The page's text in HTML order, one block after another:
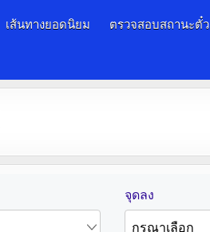
เส้นทางยอดนิยม ตรวจสอบสถานะตั๋ว